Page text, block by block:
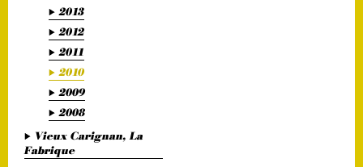
2013
2012
2011
2010
2009
2008
Vieux Carignan, La
Fabrique